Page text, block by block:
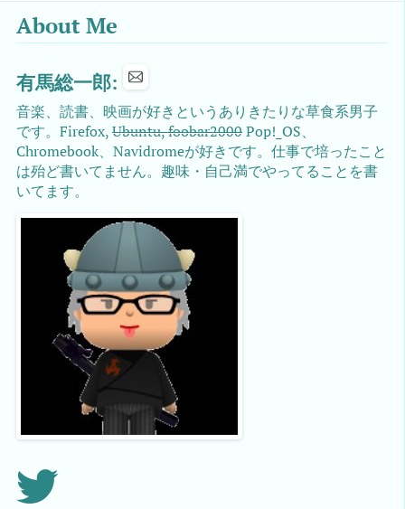
About Me
有馬総一郎:
音楽、読書、映画が好きというありきたりな草食系男子
です。Firefox,Ubuntu, foobar2000Pop!_OS、
Chromebook、Navidromeが好きです。仕事で培ったこと
は殆ど書いてません。趣味・自己満でやってることを書
いてます。